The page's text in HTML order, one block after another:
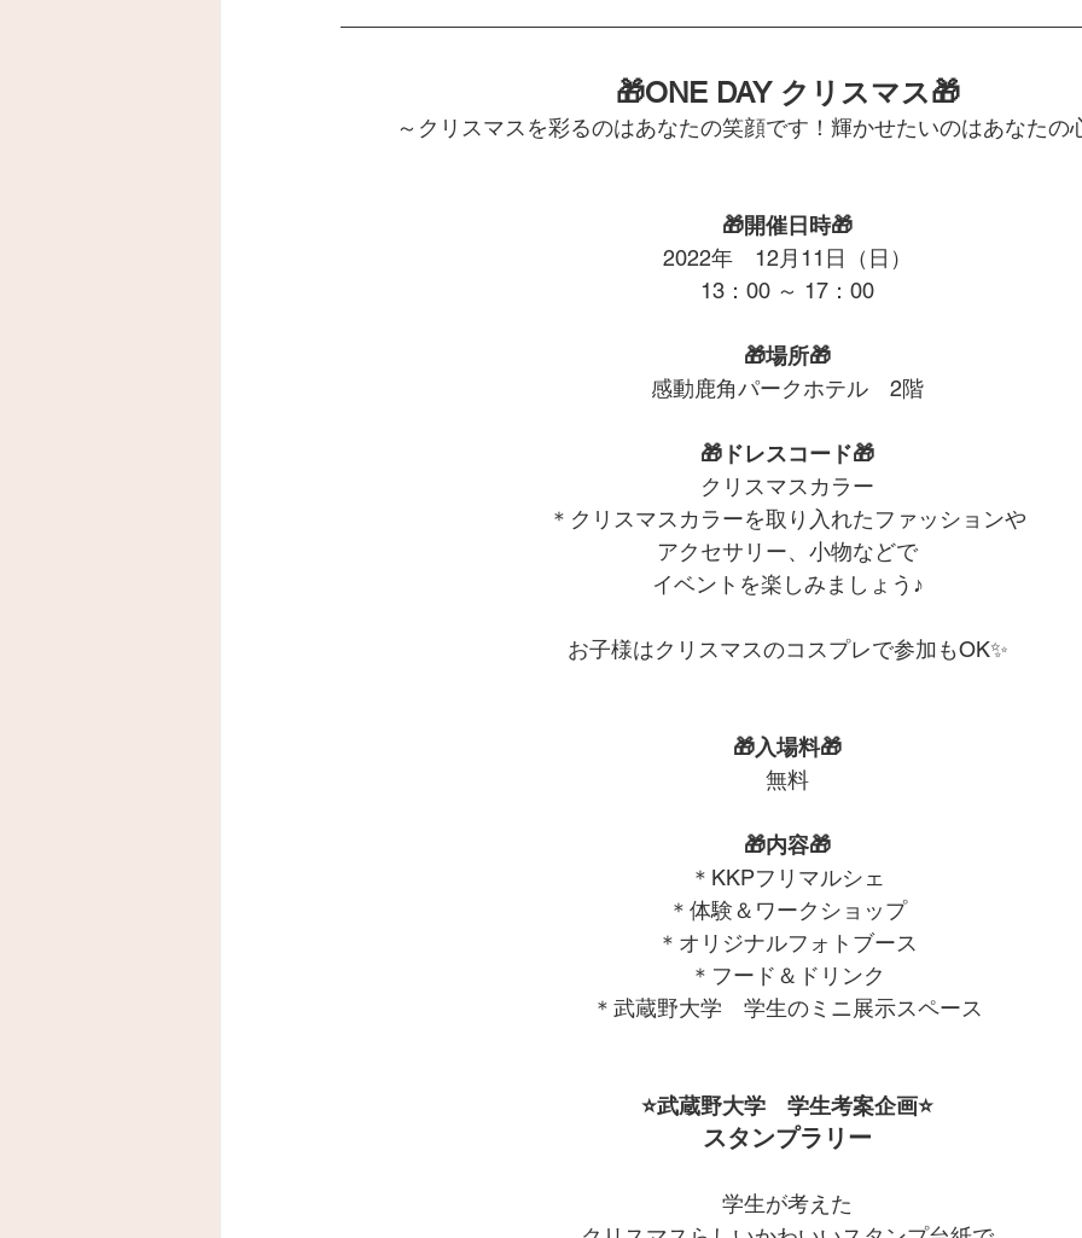
🎁ONE DAY クリスマス🎁
～クリスマスを彩るのはあなたの笑顔です！輝かせたいのはあなたの
🎁開催日時🎁
2022年　12月11日（日）
13：00 ～ 17：00
🎁場所🎁
感動鹿角パークホテル　2階
🎁ドレスコード🎁
クリスマスカラー
＊クリスマスカラーを取り入れたファッションや
アクセサリー、小物などで
イベントを楽しみましょう♪
お子様はクリスマスのコスプレで参加もOK✨
🎁入場料🎁
無料
🎁内容🎁
＊KKPフリマルシェ
＊体験＆ワークショップ
＊オリジナルフォトブース
＊フード＆ドリンク
＊武蔵野大学　学生のミニ展示スペース
⭐武蔵野大学　学生考案企画⭐
スタンプラリー
学生が考えた